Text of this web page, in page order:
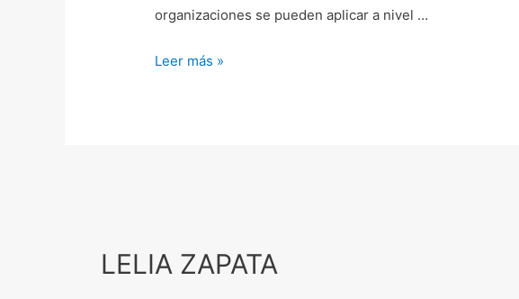
organizaciones se pueden aplicar a nivel …
Leer más »
LELIA ZAPATA